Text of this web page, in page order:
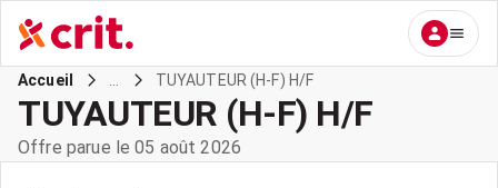
Accueil TUYAUTEUR (H-F) H/F
TUYAUTEUR (H-F) H/F
Offre parue le 05 août 2026